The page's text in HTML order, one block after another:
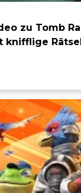
zu Tomb
knifflige